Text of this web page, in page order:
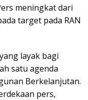
meningkat dari
target pada RAN
layak bagi
satu agenda
Berkelanjutan.
pers,